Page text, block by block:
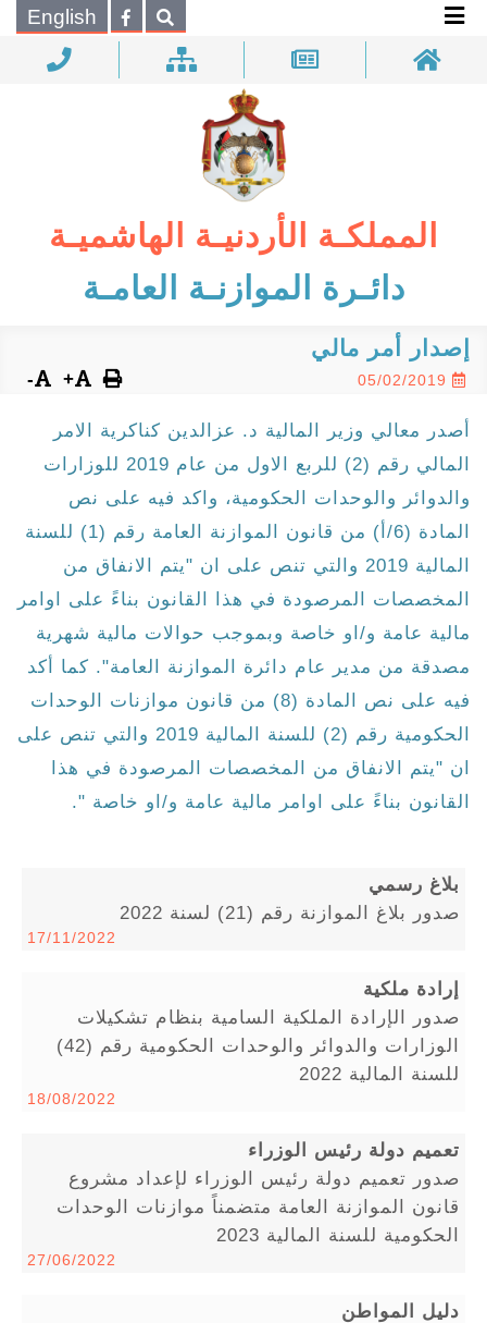
بحـث English
المملكـة الأردنيـة الهاشميـة
دائـرة الموازنـة العامـة
إصدار أمر مالي
05/02/2019
+
-
أصدر معالي وزير المالية د. عزالدين كناكرية الامر
المالي رقم (2) للربع الاول من عام 2019 للوزارات
والدوائر والوحدات الحكومية، واكد فيه على نص
المادة (6/أ) من قانون الموازنة العامة رقم (1) للسنة
المالية 2019 والتي تنص على ان "يتم الانفاق من
المخصصات المرصودة في هذا القانون بناءً على اوامر
مالية عامة و/او خاصة وبموجب حوالات مالية شهرية
مصدقة من مدير عام دائرة الموازنة العامة". كما أكد
فيه على نص المادة (8) من قانون موازنات الوحدات
الحكومية رقم (2) للسنة المالية 2019 والتي تنص على
ان "يتم الانفاق من المخصصات المرصودة في هذا
القانون بناءً على اوامر مالية عامة و/او خاصة ".
بلاغ رسمي
صدور بلاغ الموازنة رقم (21) لسنة 2022
17/11/2022
إرادة ملكية
صدور الإرادة الملكية السامية بنظام تشكيلات
الوزارات والدوائر والوحدات الحكومية رقم (42)
للسنة المالية 2022
18/08/2022
تعميم دولة رئيس الوزراء
صدور تعميم دولة رئيس الوزراء لإعداد مشروع
قانون الموازنة العامة متضمناً موازنات الوحدات
الحكومية للسنة المالية 2023
27/06/2022
دليل المواطن